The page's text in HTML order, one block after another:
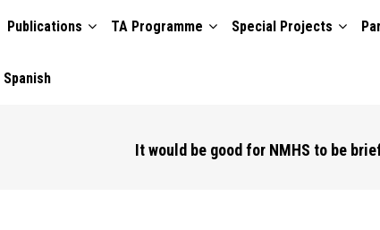
Publications TA Programme Special Projects
Spanish
It would be good for NMHS to be